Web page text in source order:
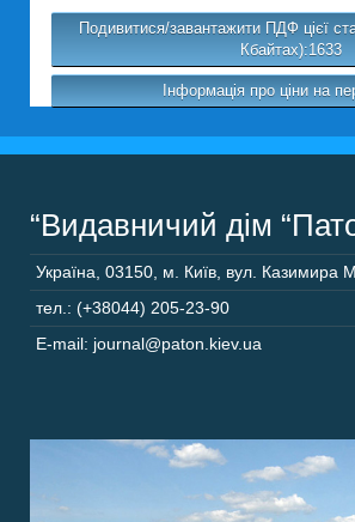
Подивитися/завантажити ПДФ цієї
Кбайтах):1633
Інформація про ціни на
“Видавничий дім
Україна, 03150, м. Київ, вул. Казимира
тел.: (+38044) 205-23-90
E-mail: journal@paton.kiev.ua